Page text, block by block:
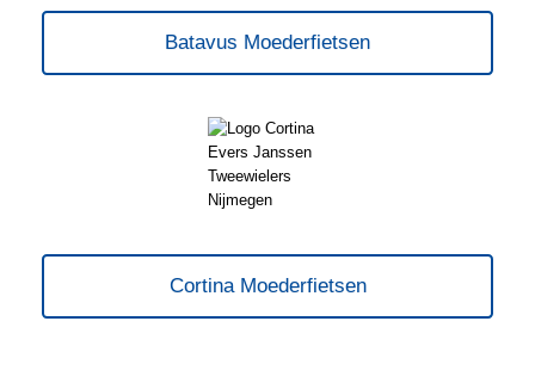
Batavus Moederfietsen
Cortina Moederfietsen